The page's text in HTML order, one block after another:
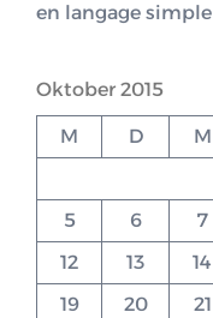
en langage simple
Oktober 2015
M D M
5
6 7
12
13 14
19
20 21